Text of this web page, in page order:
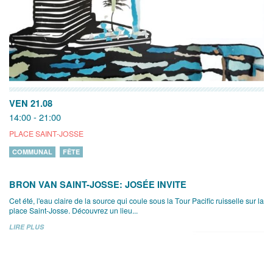
VEN 21.08
14:00 - 21:00
PLACE SAINT-JOSSE
COMMUNAL FÊTE
BRON VAN SAINT-JOSSE: JOSÉE INVITE
Cet été, l'eau claire de la source qui coule sous la Tour Pacific ruisselle sur la
place Saint-Josse. Découvrez un lieu...
LIRE PLUS